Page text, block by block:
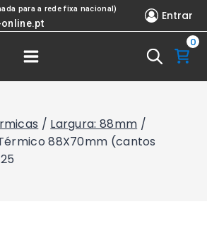
para a rede fixa nacional) Entrar
0
/ Largura: 88mm /
88X70mm (cantos